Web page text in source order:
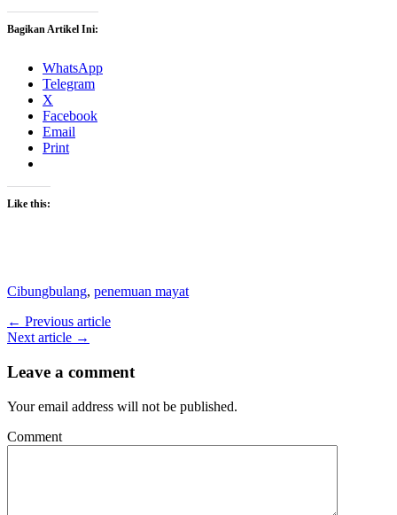
Bagikan Artikel Ini:
WhatsApp
Telegram
X
Facebook
Email
Print
Like this:
Cibungbulang, penemuan mayat
← Previous article
Next article →
Leave a comment
Your email address will not be published.
Comment